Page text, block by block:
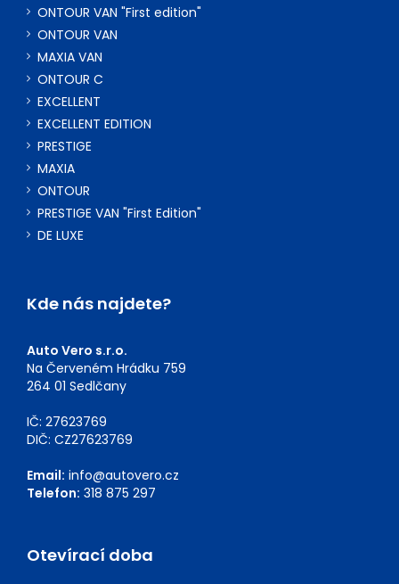
ONTOUR VAN "First edition"
ONTOUR VAN
MAXIA VAN
ONTOUR C
EXCELLENT
EXCELLENT EDITION
PRESTIGE
MAXIA
ONTOUR
PRESTIGE VAN "First Edition"
DE LUXE
Kde nás najdete?
Auto Vero s.r.o.
Na Červeném Hrádku 759
264 01 Sedlčany
IČ: 27623769
DIČ: CZ27623769
Email: info@autovero.cz
Telefon: 318 875 297
Otevírací doba